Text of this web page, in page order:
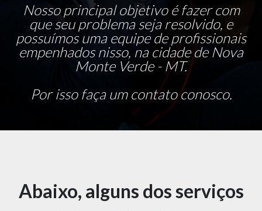
Nosso principal objetivo é fazer com
que seu problema seja resolvido, e
possuímos uma equipe de profissionais
empenhados nisso, na cidade de Nova
Monte Verde - MT.
Por isso faça um contato conosco.
Abaixo, alguns dos serviços